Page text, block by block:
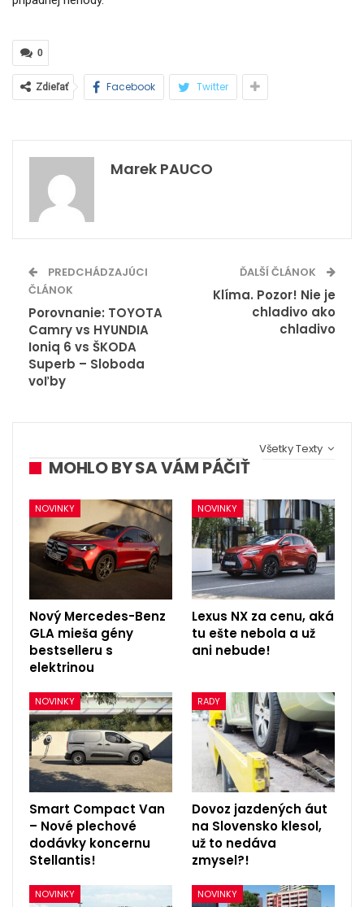
0
Zdieľať Facebook Twitter
Marek PAUCO
PREDCHÁDZAJÚCI
ČLÁNOK
Porovnanie: TOYOTA
Camry vs HYUNDIA
Ioniq 6 vs ŠKODA
Superb – Sloboda
voľby
ĎALŠÍ ČLÁNOK
Klíma. Pozor! Nie je
chladivo ako
chladivo
Všetky Texty
MOHLO BY SA VÁM PÁČIŤ
NOVINKY
Nový Mercedes-Benz
GLA mieša gény
bestselleru s
elektrinou
NOVINKY
Lexus NX za cenu, aká
tu ešte nebola a už
ani nebude!
NOVINKY
Smart Compact Van
– Nové plechové
dodávky koncernu
Stellantis!
RADY
Dovoz jazdených áut
na Slovensko klesol,
už to nedáva
zmysel?!
NOVINKY NOVINKY